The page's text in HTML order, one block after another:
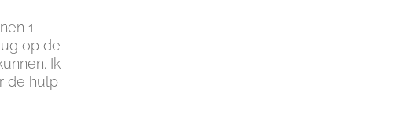
1
op de
Ik
de hulp